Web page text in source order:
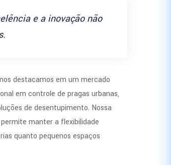
e a inovação não
destacamos em um mercado
em controle de pragas urbanas,
de desentupimento. Nossa
manter a flexibilidade
quanto pequenos espaços